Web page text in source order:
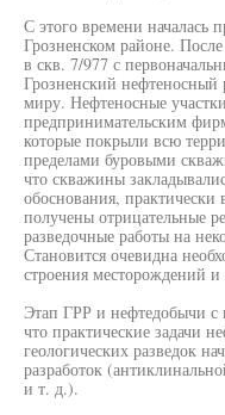
С этого времени началась
Грозненском районе.
в скв. 7/977 с
Грозненский нефтеносный
миру. Нефтеносные
предпринимательским
которые покрыли всю
пределами буровыми
что скважины
обоснования,
получены отрицательные
разведочные работы на
Становится очевидна
строения месторождений
Этап ГРР и нефтедобычи с
что практические задачи
геологических разведок
разработок
и т. д.).